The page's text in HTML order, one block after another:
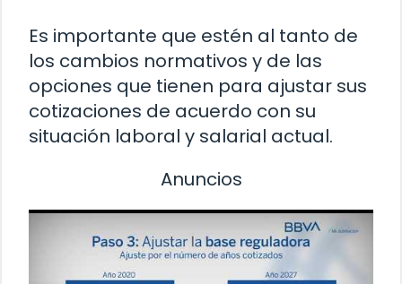
Es importante que estén al tanto de
los cambios normativos y de las
opciones que tienen para ajustar sus
cotizaciones de acuerdo con su
situación laboral y salarial actual.
Anuncios